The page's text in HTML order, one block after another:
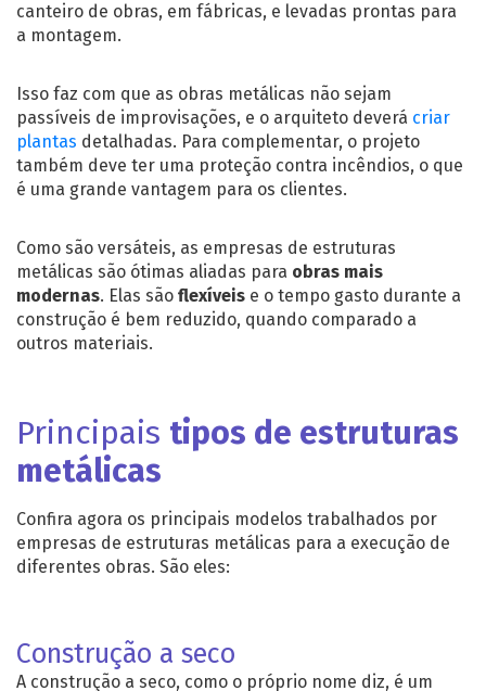
canteiro de obras, em fábricas, e levadas prontas para
a montagem.
Isso faz com que as obras metálicas não sejam
passíveis de improvisações, e o arquiteto deverá criar
plantas detalhadas. Para complementar, o projeto
também deve ter uma proteção contra incêndios, o que
é uma grande vantagem para os clientes.
Como são versáteis, as empresas de estruturas
metálicas são ótimas aliadas para obras mais
modernas. Elas são flexíveis e o tempo gasto durante a
construção é bem reduzido, quando comparado a
outros materiais.
Principais tipos de estruturas
metálicas
Confira agora os principais modelos trabalhados por
empresas de estruturas metálicas para a execução de
diferentes obras. São eles:
Construção a seco
A construção a seco, como o próprio nome diz, é um